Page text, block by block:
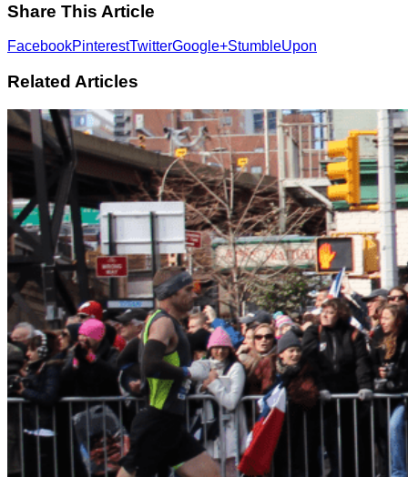
Share This Article
FacebookPinterestTwitterGoogle+StumbleUpon
Related Articles